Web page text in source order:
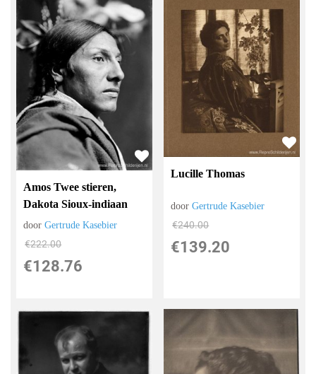
Amos Twee stieren,
Dakota Sioux-indiaan
doorGertrude Kasebier
€222.00
€128.76
Lucille Thomas
doorGertrude Kasebier
€240.00
€139.20